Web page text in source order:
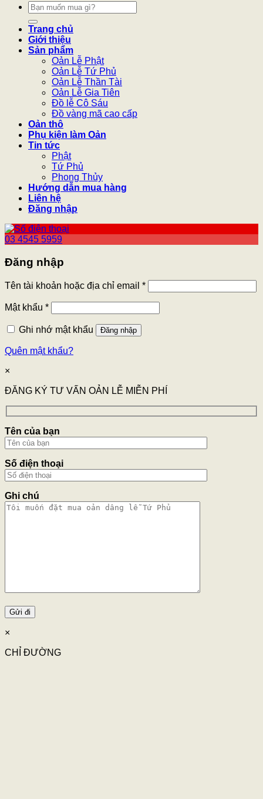
Tìm
kiếm:
Trang chủ
Giới thiệu
Sản phẩm
Oản Lễ Phật
Oản Lễ Tứ Phủ
Oản Lễ Thần Tài
Oản Lễ Gia Tiên
Đồ lễ Cô Sáu
Đồ vàng mã cao cấp
Oản thô
Phụ kiện làm Oản
Tin tức
Phật
Tứ Phủ
Phong Thủy
Hướng dẫn mua hàng
Liên hệ
Đăng nhập
03 4545 5959
Đăng nhập
Tên tài khoản hoặc địa chỉ email *
Mật khẩu *
Ghi nhớ mật khẩu Đăng nhập
Quên mật khẩu?
×
ĐĂNG KÝ TƯ VẤN OẢN LỄ MIỄN PHÍ
Tên của bạn
Số điện thoại
Ghi chú
×
CHỈ ĐƯỜNG